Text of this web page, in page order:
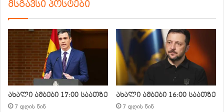
მსგავსი პოსტები
ახალი ამბები 17:00 საათზე
7 დღის წინ
ახალი ამბები 16:00 საათზე
7 დღის წინ